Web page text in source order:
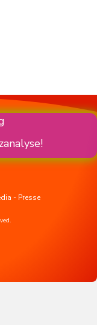
- Presse